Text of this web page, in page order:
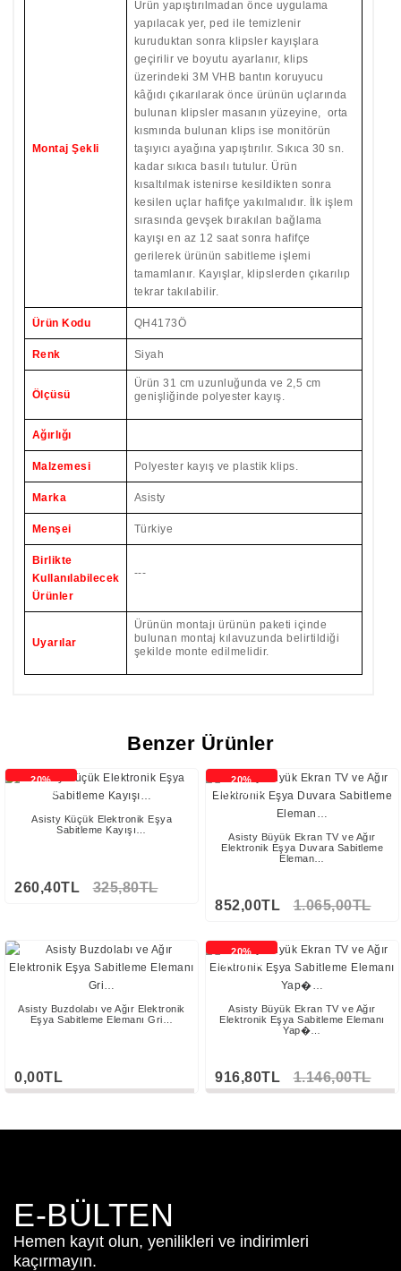
Montaj Şekli
Ürün yapıştırılmadan önce uygulama
yapılacak yer, ped ile temizlenir
kuruduktan sonra klipsler kayışlara
geçirilir ve boyutu ayarlanır, klips
üzerindeki 3M VHB bantın koruyucu
kâğıdı çıkarılarak önce ürünün uçlarında
bulunan klipsler masanın yüzeyine, orta
kısmında bulunan klips ise monitörün
taşıyıcı ayağına yapıştırılır. Sıkıca 30 sn.
kadar sıkıca basılı tutulur. Ürün
kısaltılmak istenirse kesildikten sonra
kesilen uçlar hafifçe yakılmalıdır. İlk işlem
sırasında gevşek bırakılan bağlama
kayışı en az 12 saat sonra hafifçe
gerilerek ürünün sabitleme işlemi
tamamlanır. Kayışlar, klipslerden çıkarılıp
tekrar takılabilir.
Ürün Kodu QH4173Ö
Renk Siyah
Ölçüsü
Ürün 31 cm uzunluğunda ve 2,5 cm
genişliğinde polyester kayış.
Ağırlığı
Malzemesi Polyester kayış ve plastik klips.
Marka Asisty
Menşei Türkiye
Birlikte
Kullanılabilecek
Ürünler
---
Uyarılar
Ürünün montajı ürünün paketi içinde
bulunan montaj kılavuzunda belirtildiği
şekilde monte edilmelidir.
Benzer Ürünler
20%
İNDİRİMLİ
Asisty Küçük Elektronik Eşya
Sabitleme Kayışı…
260,40TL 325,80TL
20%
İNDİRİMLİ
Asisty Büyük Ekran TV ve Ağır
Elektronik Eşya Duvara Sabitleme
Eleman…
852,00TL 1.065,00TL
Asisty Buzdolabı ve Ağır Elektronik
Eşya Sabitleme Elemanı Gri…
0,00TL
20%
İNDİRİMLİ
Asisty Büyük Ekran TV ve Ağır
Elektronik Eşya Sabitleme Elemanı
Yap�…
916,80TL 1.146,00TL
E-BÜLTEN
Hemen kayıt olun, yenilikleri ve indirimleri
kaçırmayın.